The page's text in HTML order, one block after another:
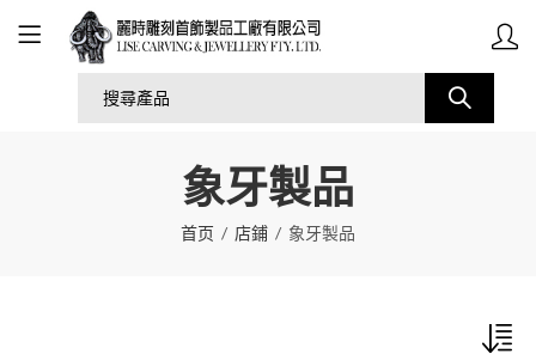
象牙製品
首页 店鋪 象牙製品